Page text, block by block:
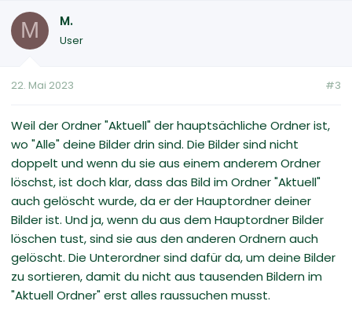
M M.
User
22. Mai 2023 #3
Weil der Ordner "Aktuell" der hauptsächliche Ordner ist,
wo "Alle" deine Bilder drin sind. Die Bilder sind nicht
doppelt und wenn du sie aus einem anderem Ordner
löschst, ist doch klar, dass das Bild im Ordner "Aktuell"
auch gelöscht wurde, da er der Hauptordner deiner
Bilder ist. Und ja, wenn du aus dem Hauptordner Bilder
löschen tust, sind sie aus den anderen Ordnern auch
gelöscht. Die Unterordner sind dafür da, um deine Bilder
zu sortieren, damit du nicht aus tausenden Bildern im
"Aktuell Ordner" erst alles raussuchen musst.